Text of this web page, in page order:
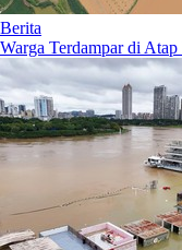
Berita
Warga Terdampar di